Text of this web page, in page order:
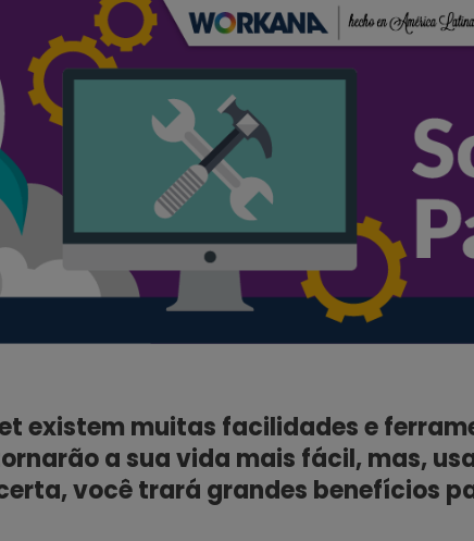
existem muitas facilidades e
a sua vida mais fácil, mas,
você trará grandes benefícios